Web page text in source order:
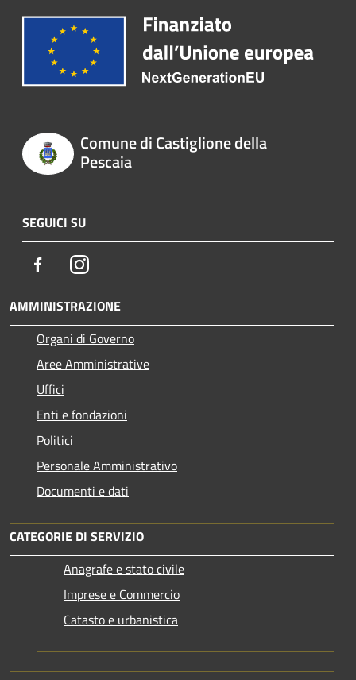
Comune di Castiglione della
Pescaia
SEGUICI SU
FacebookInstagram
AMMINISTRAZIONE
Organi di Governo
Aree Amministrative
Uffici
Enti e fondazioni
Politici
Personale Amministrativo
Documenti e dati
CATEGORIE DI SERVIZIO
Anagrafe e stato civile
Imprese e Commercio
Catasto e urbanistica